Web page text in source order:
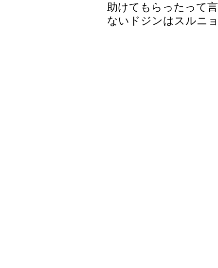
助けてもらったって
ないドジンはスルニ